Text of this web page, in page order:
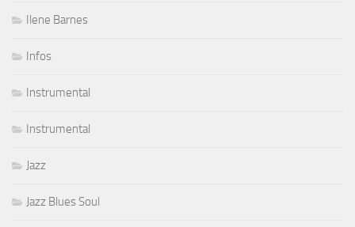
Ilene Barnes
Infos
Instrumental
Instrumental
Jazz
Jazz Blues Soul